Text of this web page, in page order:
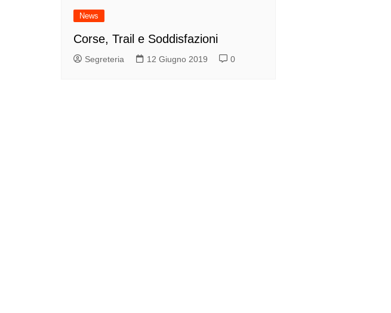
News
Corse, Trail e Soddisfazioni
Segreteria 12 Giugno 2019 0